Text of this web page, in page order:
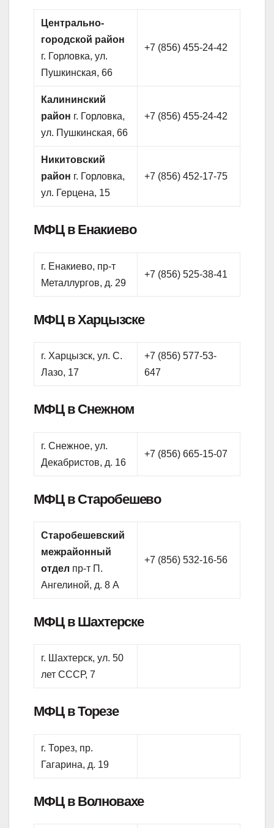
Центрально-
городской район
г. Горловка, ул.
Пушкинская, 66
+7 (856) 455-24-42
Калининский
район г. Горловка,
ул. Пушкинская, 66
+7 (856) 455-24-42
Никитовский
район г. Горловка,
ул. Герцена, 15
+7 (856) 452-17-75
МФЦ в Енакиево
г. Енакиево, пр-т
Металлургов, д. 29
+7 (856) 525-38-41
МФЦ в Харцызске
г. Харцызск, ул. С.
Лазо, 17
+7 (856) 577-53-
647
МФЦ в Снежном
г. Снежное, ул.
Декабристов, д. 16
+7 (856) 665-15-07
МФЦ в Старобешево
Старобешевский
межрайонный
отдел пр-т П.
Ангелиной, д. 8 А
+7 (856) 532-16-56
МФЦ в Шахтерске
г. Шахтерск, ул. 50
лет СССР, 7
МФЦ в Торезе
г. Торез, пр.
Гагарина, д. 19
МФЦ в Волновахе